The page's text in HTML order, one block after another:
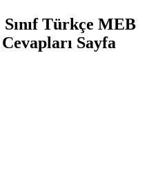
Sınıf Türkçe MEB
Sayfa